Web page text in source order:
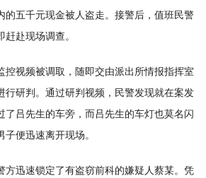
的五千元现金被人盗走。接警后，值班民警
赴现场调查。
控视频被调取，随即交由派出所情报指挥室
行研判。通过研判视频，民警发现就在案发
了吕先生的车旁，而吕先生的车灯也莫名闪
便迅速离开现场。
方迅速锁定了有盗窃前科的嫌疑人蔡某。凭